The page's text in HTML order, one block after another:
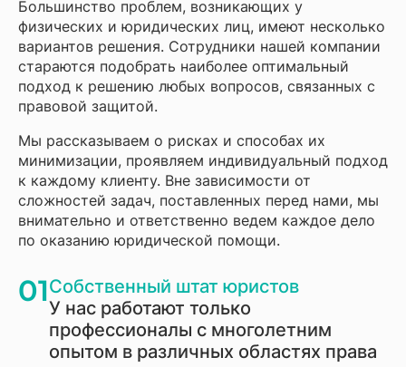
Большинство проблем, возникающих у
физических и юридических лиц, имеют несколько
вариантов решения. Сотрудники нашей компании
стараются подобрать наиболее оптимальный
подход к решению любых вопросов, связанных с
правовой защитой.
Мы рассказываем о рисках и способах их
минимизации, проявляем индивидуальный подход
к каждому клиенту. Вне зависимости от
сложностей задач, поставленных перед нами, мы
внимательно и ответственно ведем каждое дело
по оказанию юридической помощи.
01Собственный штат юристов
У нас работают только
профессионалы с многолетним
опытом в различных областях права